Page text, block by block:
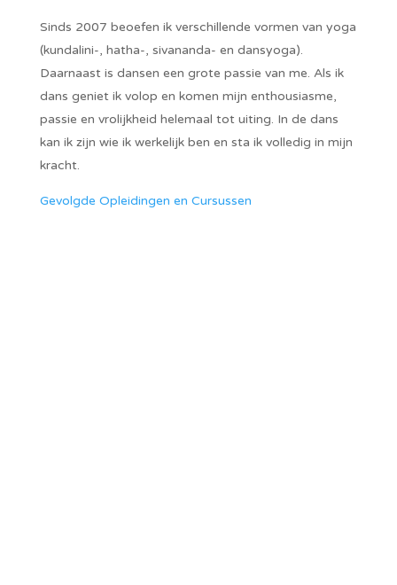
Sinds 2007 beoefen ik verschillende vormen van yoga
(kundalini-, hatha-, sivananda- en dansyoga).
Daarnaast is dansen een grote passie van me. Als ik
dans geniet ik volop en komen mijn enthousiasme,
passie en vrolijkheid helemaal tot uiting. In de dans
kan ik zijn wie ik werkelijk ben en sta ik volledig in mijn
kracht.
Gevolgde Opleidingen en Cursussen